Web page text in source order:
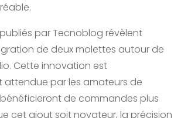
par Tecnoblog révèlent
de deux molettes autour de
Cette innovation est
attendue par les amateurs de
de commandes plus
cet ajout soit novateur, la précision